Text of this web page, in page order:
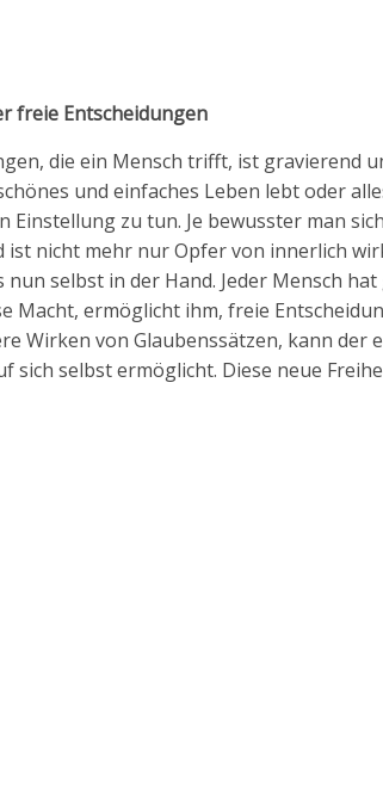
freie Entscheidungen
die ein Mensch trifft, ist gravierend
und einfaches Leben lebt oder
zu tun. Je bewusster man
ist nicht mehr nur Opfer von innerlich
selbst in der Hand. Jeder Mensch
Macht, ermöglicht ihm, freie
Wirken von Glaubenssätzen, kann der
sich selbst ermöglicht. Diese neue